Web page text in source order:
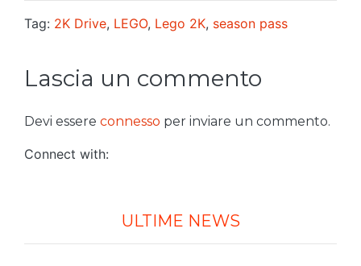
Tag: 2K Drive, LEGO, Lego 2K, season pass
Lascia un commento
Devi essere connesso per inviare un commento.
Connect with:
ULTIME NEWS